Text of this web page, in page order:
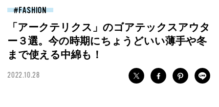
FASHION
「アークテリクス」のゴアテックスアウタ
ー３選。今の時期にちょうどいい薄手や冬
まで使える中綿も！
2022.10.28